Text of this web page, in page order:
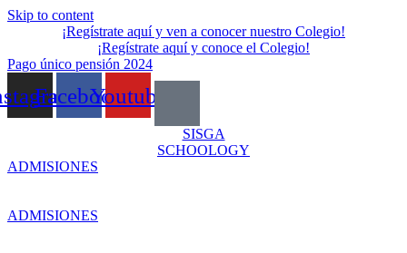
Skip to content
¡Regístrate aquí y ven a conocer nuestro Colegio!
¡Regístrate aquí y conoce el Colegio!
Pago único pensión 2024
FacebookYoutube
SISGA
SCHOOLOGY
ADMISIONES
ADMISIONES